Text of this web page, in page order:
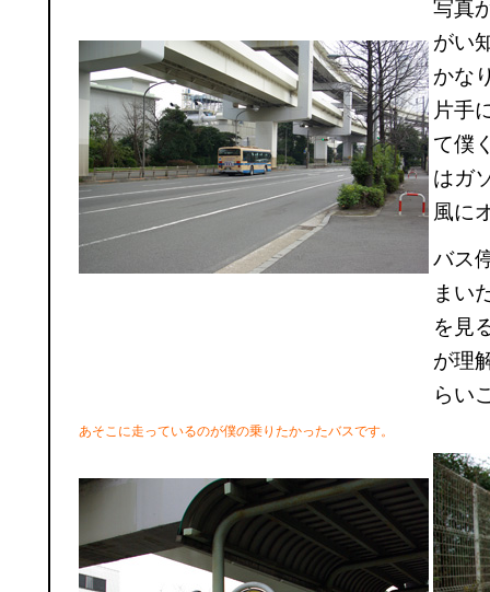
写真
がい
かな
片手
て僕
はガ
風に
バス
まい
を見
が理
らい
あそこに走っているのが僕の乗りたかったバスです。